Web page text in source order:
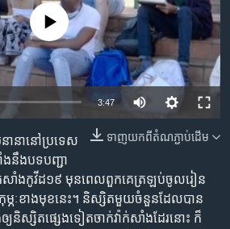
source currently available
3:47
ទាញ​យក​ពី​តំណភ្ជាប់​ដើម
ានា​នៅ​ប្រទេស​
ង​នឹង​បទ​បញ្ជា​
ក់សាំង​កូវីដ១៩ មុន​ពេល​ពួកគេ​ត្រឡប់​ចូល​រៀន​
កុម្ភៈខាង​មុខ​នេះ។ និស្សិត​មួយ​ចំនួន​ដែល​បាន​
និស្សិត​ផ្សេង​ទៀត​ចាក់​វ៉ាក់សាំង​ដែរ​នោះ ក៏​